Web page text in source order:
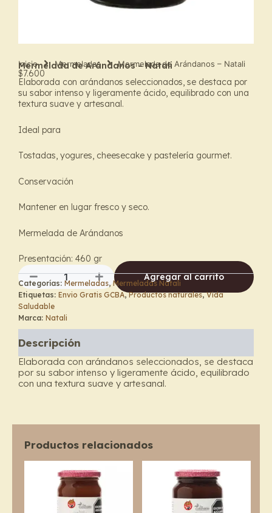
Inicio Mermeladas Mermelada de Arándanos – Natali
Mermelada de Arándanos – Natali
$7.600
Elaborada con arándanos seleccionados, se destaca por
su sabor intenso y ligeramente ácido, equilibrado con una
textura suave y artesanal.
Ideal para
Tostadas, yogures, cheesecake y pastelería gourmet.
Conservación
Mantener en lugar fresco y seco.
Mermelada de Arándanos
Presentación: 460 gr
Mermelada
de
Arándanos
-
cantidad
Agregar al carrito
Categorías: Mermeladas,Mermeladas Natali
Etiquetas: Envio Gratis GCBA,Productos naturales,Vida
Saludable
Marca: Natali
Descripción
Elaborada con arándanos seleccionados, se destaca
por su sabor intenso y ligeramente ácido, equilibrado
con una textura suave y artesanal.
Productos relacionados